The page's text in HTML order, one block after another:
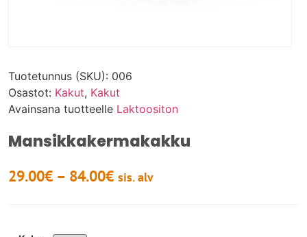
Tuotetunnus (SKU): 006
Osastot: Kakut, Kakut
Avainsana tuotteelle Laktoositon
Mansikkakermakakku
29.00€ – 84.00€ sis. alv